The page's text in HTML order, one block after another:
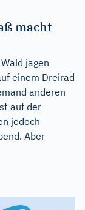
macht
jagen
einem Dreirad
anderen
auf der
jedoch
Aber